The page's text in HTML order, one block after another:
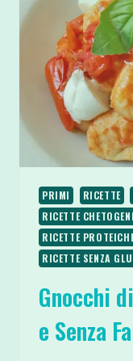
PRIMI RICETTE
RICETTE
RICETTE
RICETTE SENZA
Gnocchi
e Senza